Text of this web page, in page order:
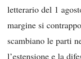
letterario del 1
margine si
scambiano le parti
l’estensione e la